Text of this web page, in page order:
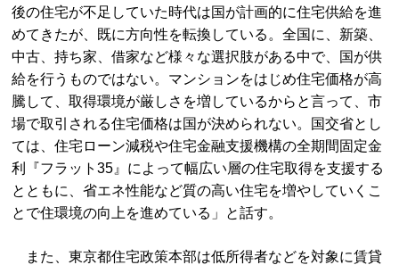
後の住宅が不足していた時代は国が計画的に住宅供給を進
めてきたが、既に方向性を転換している。全国に、新築、
中古、持ち家、借家など様々な選択肢がある中で、国が供
給を行うものではない。マンションをはじめ住宅価格が高
騰して、取得環境が厳しさを増しているからと言って、市
場で取引される住宅価格は国が決められない。国交省とし
ては、住宅ローン減税や住宅金融支援機構の全期間固定金
利『フラット35』によって幅広い層の住宅取得を支援する
とともに、省エネ性能など質の高い住宅を増やしていくこ
とで住環境の向上を進めている」と話す。
また、東京都住宅政策本部は低所得者などを対象に賃貸